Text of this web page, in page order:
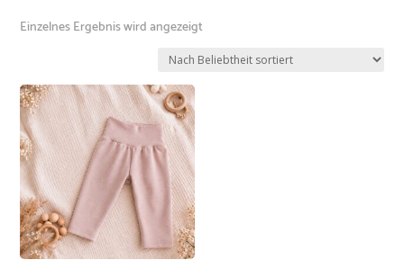
Einzelnes Ergebnis wird angezeigt